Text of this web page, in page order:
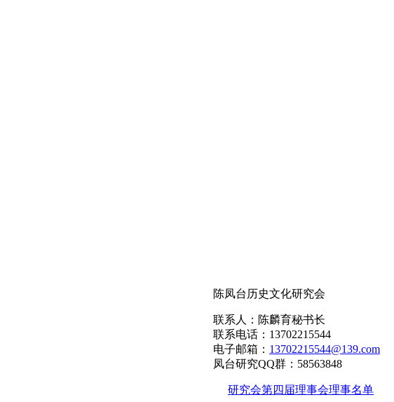
陈凤台历史文化研究会
联系人：陈麟育秘书长
联系电话：13702215544
电子邮箱： 13702215544@139.com
凤台研究QQ群：58563848
研究会第四届理事会理事名单